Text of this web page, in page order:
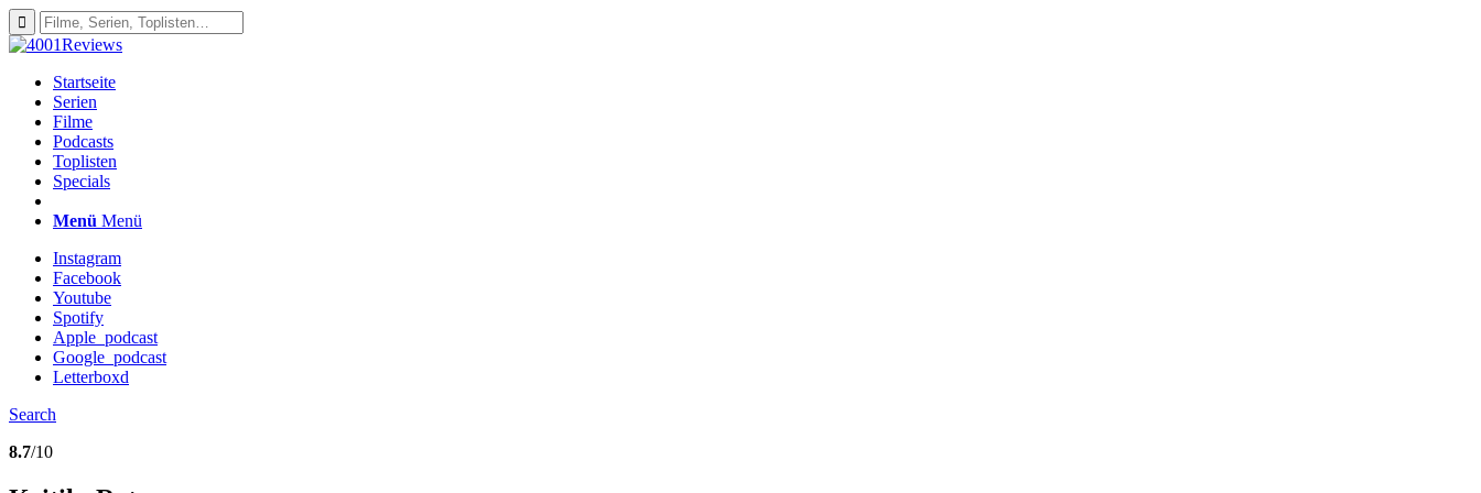
Startseite
Serien
Filme
Podcasts
Toplisten
Specials
Menü Menü
Instagram
Facebook
Youtube
Spotify
Apple_podcast
Google_podcast
Letterboxd
Search
8.7/10